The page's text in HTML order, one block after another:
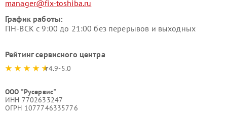
manager@fix-toshiba.ru
График работы:
ПН-ВСК с 9:00 до 21:00 без перерывов и выходных
Рейтинг сервисного центра
4.9-5.0
ООО "Русервис"
ИНН 7702633247
ОГРН 1077746335776